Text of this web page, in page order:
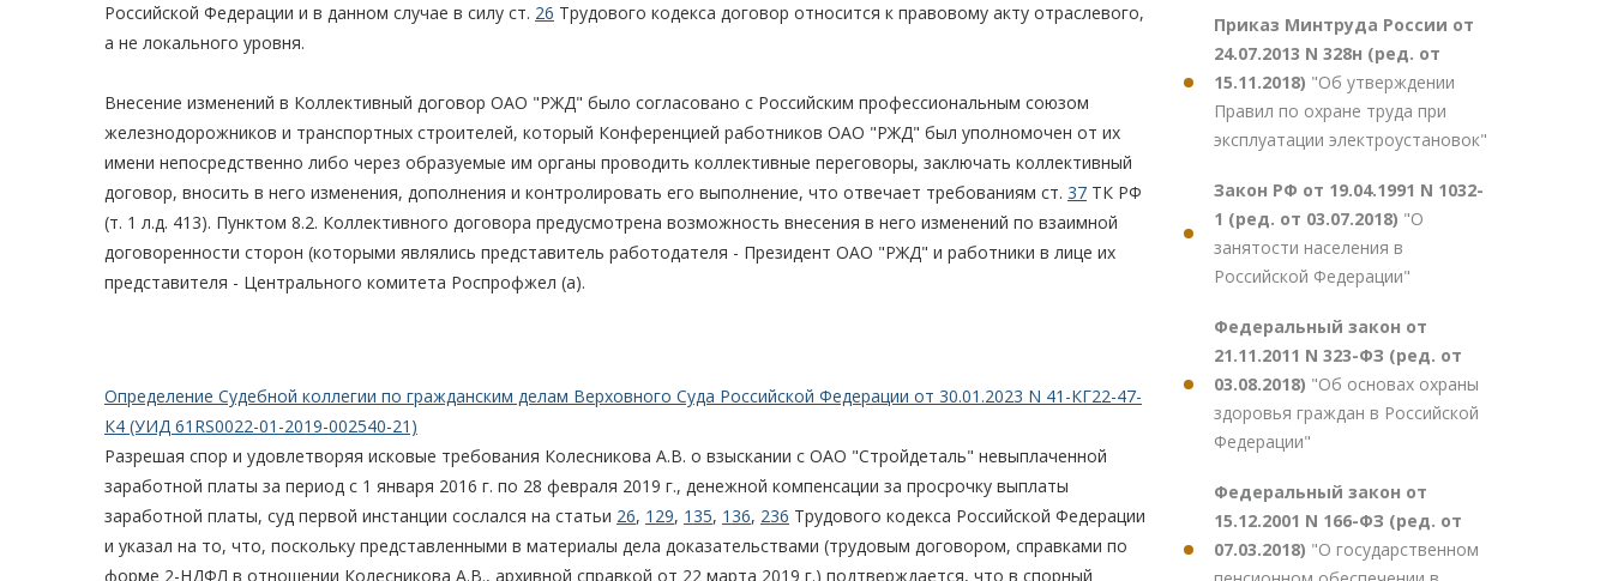
Российской Федерации и в данном случае в силу ст. 26 Трудового кодекса договор относится к правовому акту отраслевого,
а не локального уровня.
Внесение изменений в Коллективный договор ОАО "РЖД" было согласовано с Российским профессиональным союзом
железнодорожников и транспортных строителей, который Конференцией работников ОАО "РЖД" был уполномочен от их
имени непосредственно либо через образуемые им органы проводить коллективные переговоры, заключать коллективный
договор, вносить в него изменения, дополнения и контролировать его выполнение, что отвечает требованиям ст. 37 ТК РФ
(т. 1 л.д. 413). Пунктом 8.2. Коллективного договора предусмотрена возможность внесения в него изменений по взаимной
договоренности сторон (которыми являлись представитель работодателя - Президент ОАО "РЖД" и работники в лице их
представителя - Центрального комитета Роспрофжел (а).
Определение Судебной коллегии по гражданским делам Верховного Суда Российской Федерации от 30.01.2023 N 41-КГ22-47-
К4 (УИД 61RS0022-01-2019-002540-21)
Разрешая спор и удовлетворяя исковые требования Колесникова А.В. о взыскании с ОАО "Стройдеталь" невыплаченной
заработной платы за период с 1 января 2016 г. по 28 февраля 2019 г., денежной компенсации за просрочку выплаты
заработной платы, суд первой инстанции сослался на статьи 26, 129, 135, 136, 236 Трудового кодекса Российской Федерации
и указал на то, что, поскольку представленными в материалы дела доказательствами (трудовым договором, справками по
форме 2-НДФЛ в отношении Колесникова А.В., архивной справкой от 22 марта 2019 г.) подтверждается, что в спорный
Приказ Минтруда России от
24.07.2013 N 328н (ред. от
15.11.2018) "Об утверждении
Правил по охране труда при
эксплуатации электроустановок"
Закон РФ от 19.04.1991 N 1032-
1 (ред. от 03.07.2018) "О
занятости населения в
Российской Федерации"
Федеральный закон от
21.11.2011 N 323-ФЗ (ред. от
03.08.2018) "Об основах охраны
здоровья граждан в Российской
Федерации"
Федеральный закон от
15.12.2001 N 166-ФЗ (ред. от
07.03.2018) "О государственном